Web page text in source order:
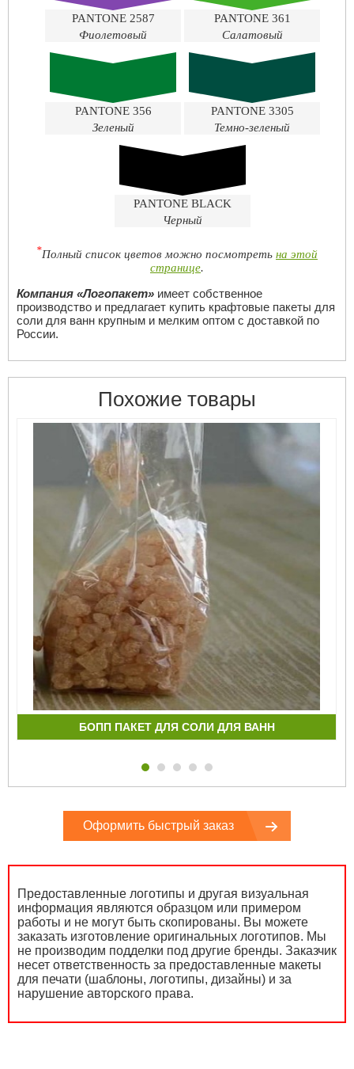
PANTONE 2587
Фиолетовый
PANTONE 361
Салатовый
PANTONE 356
Зеленый
PANTONE 3305
Темно-зеленый
PANTONE BLACK
Черный
*Полный список цветов можно посмотреть на этой
странице.
Компания «Логопакет» имеет собственное
производство и предлагает купить крафтовые пакеты для
соли для ванн крупным и мелким оптом с доставкой по
России.
Похожие товары
БОПП ПАКЕТ ДЛЯ СОЛИ ДЛЯ ВАНН
Оформить быстрый заказ
Предоставленные логотипы и другая визуальная
информация являются образцом или примером
работы и не могут быть скопированы. Вы можете
заказать изготовление оригинальных логотипов. Мы
не производим подделки под другие бренды. Заказчик
несет ответственность за предоставленные макеты
для печати (шаблоны, логотипы, дизайны) и за
нарушение авторского права.